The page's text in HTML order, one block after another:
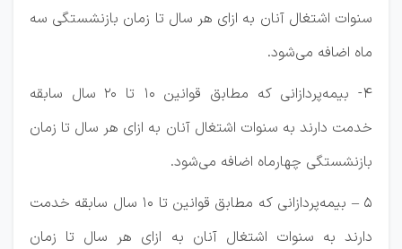
سنوات اشتغال آنان به ازای هر سال تا زمان بازنشستگی سه
ماه اضافه می‌شود.
۴- بیمه‌پردازانی که مطابق قوانین ۱۰ تا ۲۰ سال سابقه
خدمت دارند به سنوات اشتغال آنان به ازای هر سال تا زمان
بازنشستگی چهارماه اضافه می‌شود.
۵ – بیمه‌پردازانی که مطابق قوانین تا ۱۰ سال سابقه خدمت
دارند به سنوات اشتغال آنان به ازای هر سال تا زمان